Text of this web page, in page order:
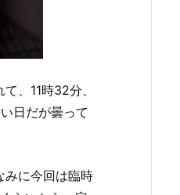
、11時32分、
日だが曇って
みに今回は臨時